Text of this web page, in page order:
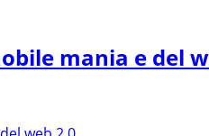
mania e del